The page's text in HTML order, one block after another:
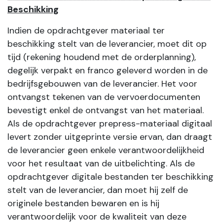
Beschikking
Indien de opdrachtgever materiaal ter
beschikking stelt van de leverancier, moet dit op
tijd (rekening houdend met de orderplanning),
degelijk verpakt en franco geleverd worden in de
bedrijfsgebouwen van de leverancier. Het voor
ontvangst tekenen van de vervoerdocumenten
bevestigt enkel de ontvangst van het materiaal.
Als de opdrachtgever prepress-materiaal digitaal
levert zonder uitgeprinte versie ervan, dan draagt
de leverancier geen enkele verantwoordelijkheid
voor het resultaat van de uitbelichting. Als de
opdrachtgever digitale bestanden ter beschikking
stelt van de leverancier, dan moet hij zelf de
originele bestanden bewaren en is hij
verantwoordelijk voor de kwaliteit van deze